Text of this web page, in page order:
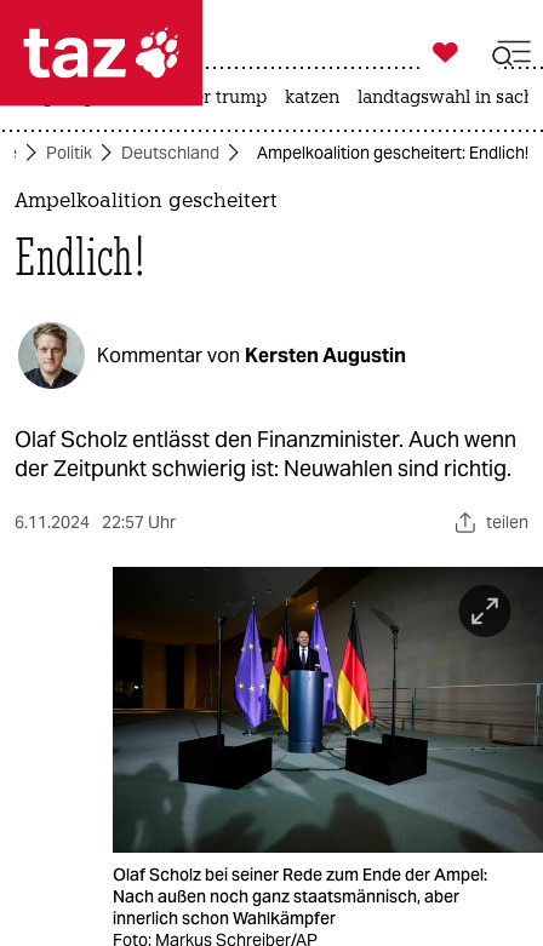
 taz zahl ich
taz zahl ich
themen
politik
öko
gesellschaft
kultur
fragen & hilfe

taz zahl ich
usa unter trump katzen landtagswahl in
Politik Deutschland Ampelkoalition gescheitert: Endlich!
Ampelkoalition gescheitert
Endlich!
Kommentar von Kersten Augustin
Olaf Scholz entlässt den Finanzminister. Auch wenn
der Zeitpunkt schwierig ist: Neuwahlen sind richtig.
6.11.2024 22:57 Uhr teilen
Olaf Scholz bei seiner Rede zum Ende der Ampel:
Nach außen noch ganz staatsmännisch, aber
innerlich schon Wahlkämpfer
Foto: Markus Schreiber/AP